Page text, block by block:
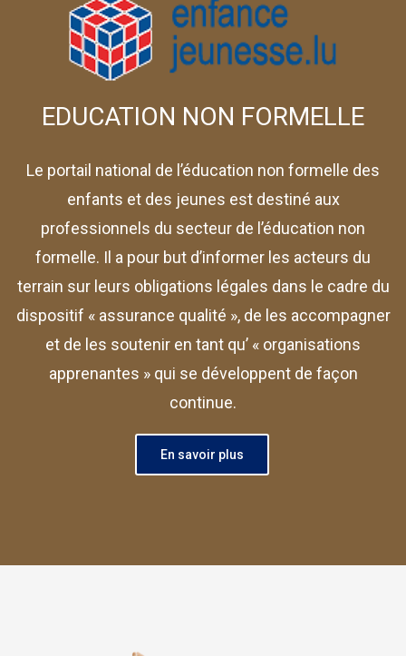
EDUCATION NON FORMELLE
Le portail national de l’éducation non formelle des
enfants et des jeunes est destiné aux
professionnels du secteur de l’éducation non
formelle. Il a pour but d’informer les acteurs du
terrain sur leurs obligations légales dans le cadre du
dispositif « assurance qualité », de les accompagner
et de les soutenir en tant qu’ « organisations
apprenantes » qui se développent de façon
continue.
En savoir plus